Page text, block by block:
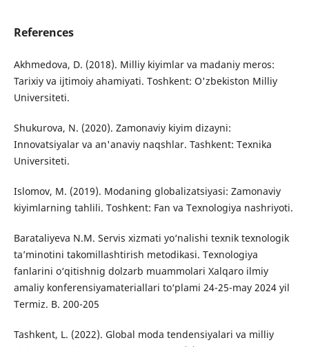
References
Akhmedova, D. (2018). Milliy kiyimlar va madaniy meros:
Tarixiy va ijtimoiy ahamiyati. Toshkent: O'zbekiston Milliy
Universiteti.
Shukurova, N. (2020). Zamonaviy kiyim dizayni:
Innovatsiyalar va an'anaviy naqshlar. Tashkent: Texnika
Universiteti.
Islomov, M. (2019). Modaning globalizatsiyasi: Zamonaviy
kiyimlarning tahlili. Toshkent: Fan va Texnologiya nashriyoti.
Barataliyeva N.M. Servis xizmati yo‘nalishi texnik texnologik
ta’minotini takomillashtirish metodikasi. Texnologiya
fanlarini o‘qitishnig dolzarb muammolari Xalqaro ilmiy
amaliy konferensiyamateriallari to‘plami 24-25-may 2024 yil
Termiz. В. 200-205
Tashkent, L. (2022). Global moda tendensiyalari va milliy